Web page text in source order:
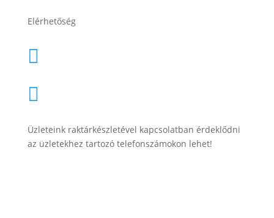
Elérhetőség


Üzleteink raktárkészletével kapcsolatban érdeklődni
az üzletekhez tartozó telefonszámokon lehet!